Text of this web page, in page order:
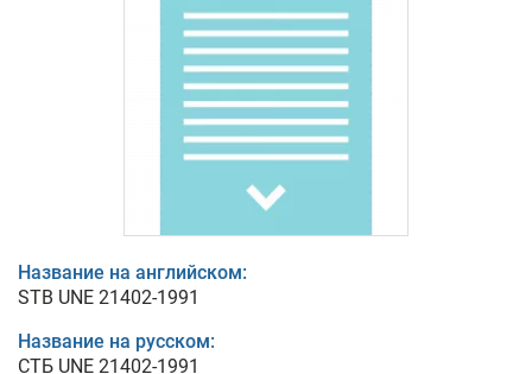
Название на английском:
STB UNE 21402-1991
Название на русском:
СТБ UNE 21402-1991